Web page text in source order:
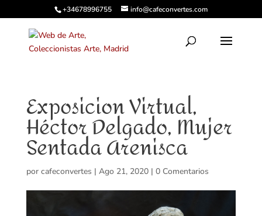
+34678996755 info@cafeconvertes.com
Exposicion Virtual,
Héctor Delgado, Mujer
Sentada Arenisca
por cafeconvertes | Ago 21, 2020| 0 Comentarios